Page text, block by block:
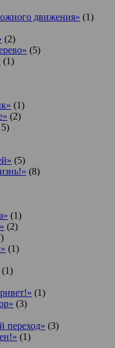
движения» (1)
(2)
(5)
(1)
(1)
(2)
(5)
(8)
(1)
(2)
(1)
(1)
(1)
(3)
переход» (3)
(1)